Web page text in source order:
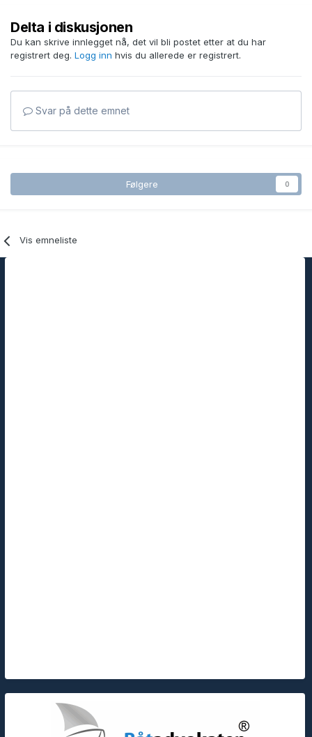
Delta i diskusjonen
Du kan skrive innlegget nå, det vil bli postet etter at du har
registrert deg. Logg inn hvis du allerede er registrert.
Svar på dette emnet
Følgere 0
Vis emneliste